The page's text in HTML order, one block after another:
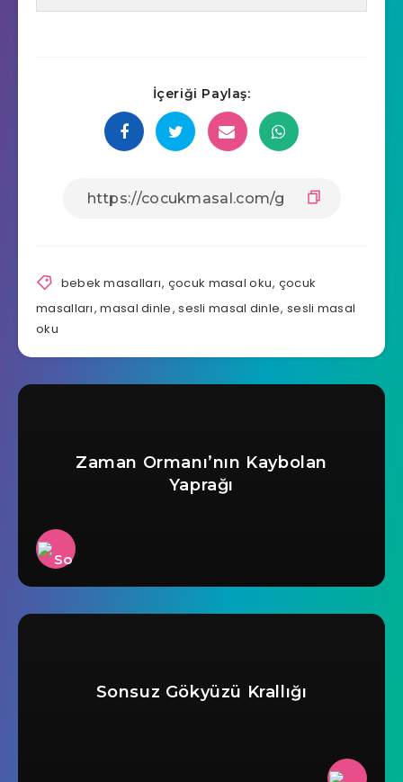
İçeriği Paylaş:
bebek masalları, çocuk masal oku, çocuk
masalları,masal dinle,sesli masal dinle, sesli masal
oku
Zaman Ormanı’nın Kaybolan
Yaprağı
Sonsuz Gökyüzü Krallığı